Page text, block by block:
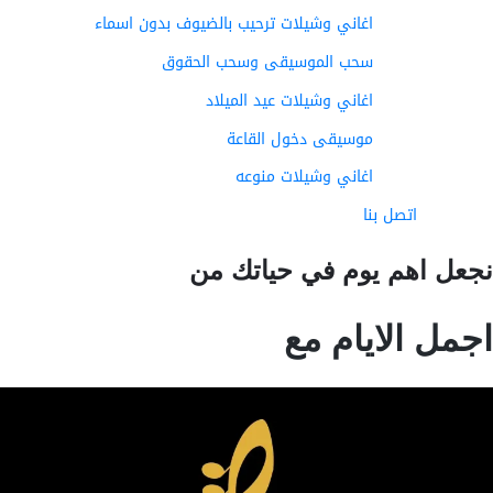
اغاني وشيلات ترحيب بالضيوف بدون اسماء
سحب الموسيقى وسحب الحقوق
اغاني وشيلات عيد الميلاد
موسيقى دخول القاعة
اغاني وشيلات منوعه
اتصل بنا
اهم يوم في حياتك من
الايام مع